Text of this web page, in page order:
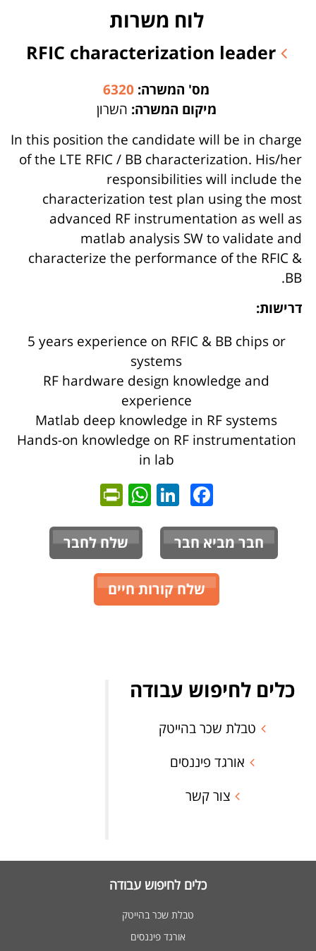
לוח משרות
RFIC characterization leader
מס' המשרה: 6320
מיקום המשרה: השרון
In this position the candidate will be in charge
of the LTE RFIC / BB characterization. His/her
responsibilities will include the
characterization test plan using the most
advanced RF instrumentation as well as
matlab analysis SW to validate and
characterize the performance of the RFIC &
BB.
דרישות:
5 years experience on RFIC & BB chips or
systems
RF hardware design knowledge and
experience
Matlab deep knowledge in RF systems
Hands-on knowledge on RF instrumentation
in lab
Facebook
LinkedIn
WhatsApp
חבר מביא חבר שלח לחבר
שלח קורות חיים
כלים לחיפוש עבודה
טבלת שכר בהייטק
אורגד פיננסים
צור קשר
כלים לחיפוש עבודה
טבלת שכר בהייטק
אורגד פיננסים